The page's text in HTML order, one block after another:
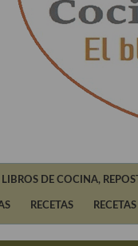
LIBROS DE COCINA,
RECETAS